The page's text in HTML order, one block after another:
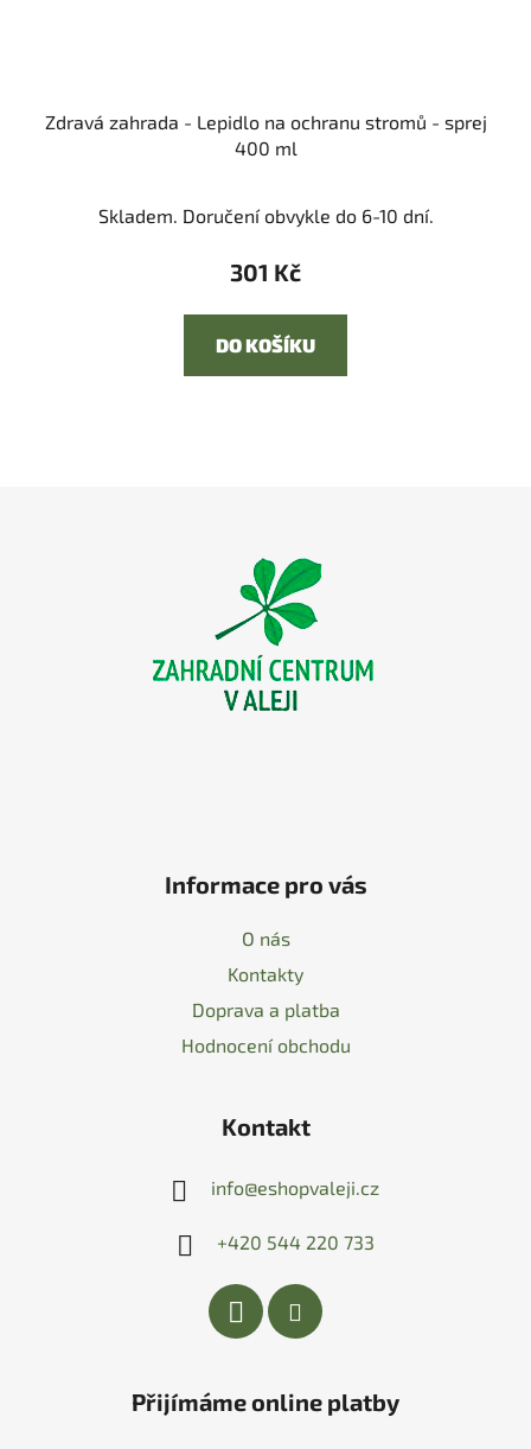
Zdravá zahrada - Lepidlo na ochranu stromů - sprej
400 ml
Skladem. Doručení obvykle do 6-10 dní.
301 Kč
DO KOŠÍKU
Informace pro vás
O nás
Kontakty
Doprava a platba
Hodnocení obchodu
Kontakt
info@eshopvaleji.cz
+420 544 220 733
Přijímáme online platby